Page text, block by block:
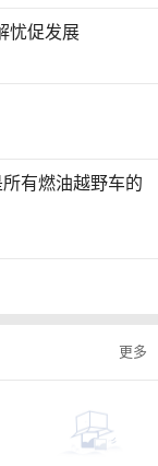
忧促发展
有燃油越野车的
更多